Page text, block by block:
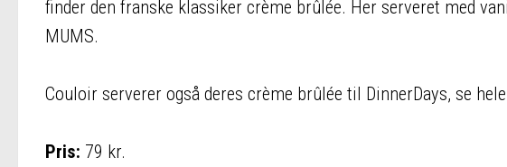
finder den franske klassiker crème brûlée. Her serveret med
MUMS.
Couloir serverer også deres crème brûlée til DinnerDays, se
Pris: 79 kr.